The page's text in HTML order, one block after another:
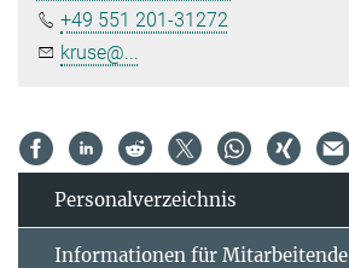
+49 551 201-31272
kruse@...
Personal­verzeichnis
Informationen für Mitarbeitende